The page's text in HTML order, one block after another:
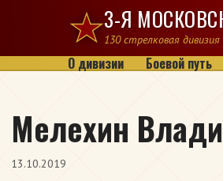
Перейти к содержимому
3-Я
130 стрелковая
О дивизии Боевой путь
Мелехин
13.10.2019